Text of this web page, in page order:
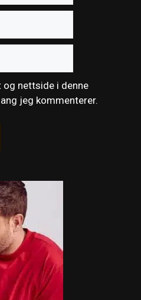
og nettside i denne
jeg kommenterer.